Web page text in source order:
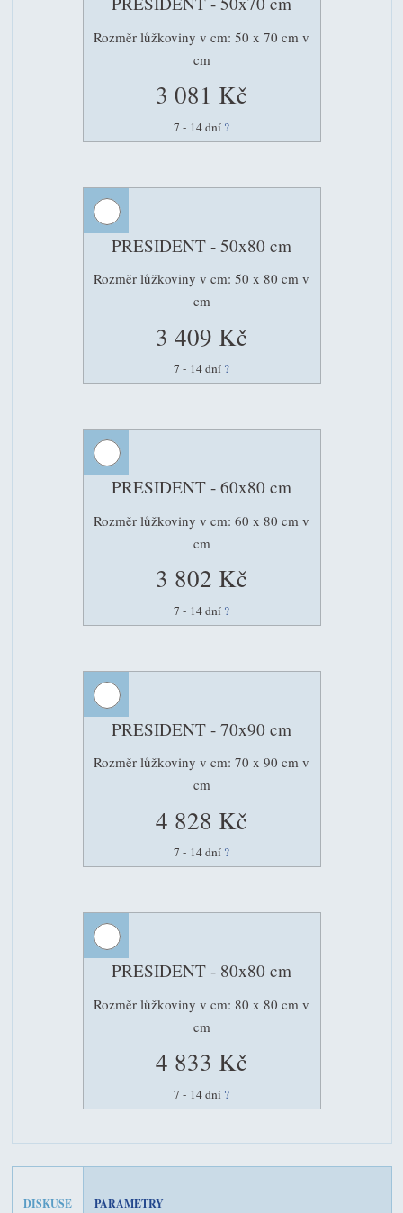
Rozměr lůžkoviny v cm: 50 x 70 cm v
cm
3 081 Kč
7 - 14 dní ?
PRESIDENT - 50x80 cm
Rozměr lůžkoviny v cm: 50 x 80 cm v
cm
3 409 Kč
7 - 14 dní ?
PRESIDENT - 60x80 cm
Rozměr lůžkoviny v cm: 60 x 80 cm v
cm
3 802 Kč
7 - 14 dní ?
PRESIDENT - 70x90 cm
Rozměr lůžkoviny v cm: 70 x 90 cm v
cm
4 828 Kč
7 - 14 dní ?
PRESIDENT - 80x80 cm
Rozměr lůžkoviny v cm: 80 x 80 cm v
cm
4 833 Kč
7 - 14 dní ?
DISKUSE PARAMETRY